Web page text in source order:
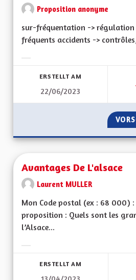
Proposition anonyme
sur-fréquentation -> régulation
fréquents accidents ->
ERSTELLT AM
22/06/2023
Avantages De L'alsace
Laurent MULLER
Mon Code postal (ex : 68 000)
proposition : Quels sont les
l’Alsace...
ERSTELLT AM